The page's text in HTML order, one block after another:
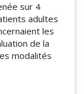
sur 4
adultes
les
de la
modalités